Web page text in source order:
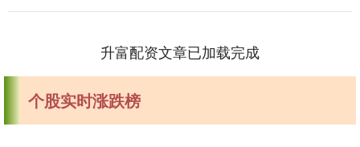
升富配资文章已加载完成
个股实时涨跌榜